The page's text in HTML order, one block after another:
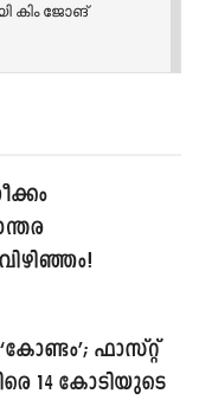
കിം ജോങ്
ഫാസ്റ്റ്
14 കോടിയുടെ